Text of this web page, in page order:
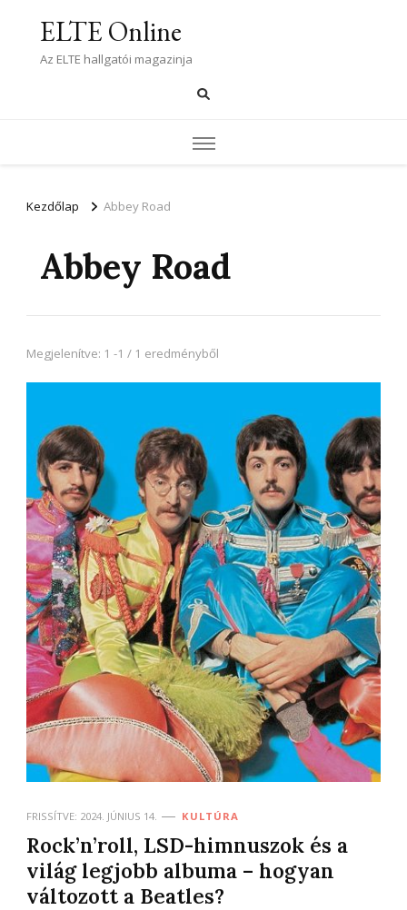
ELTE Online
Az ELTE hallgatói magazinja
Kezdőlap Abbey Road
Abbey Road
Megjelenítve: 1 -1 / 1 eredményből
FRISSÍTVE: 2024. JÚNIUS 14. KULTÚRA
Rock’n’roll, LSD-himnuszok és a
világ legjobb albuma – hogyan
változott a Beatles?